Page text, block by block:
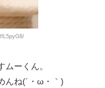
ーくん。
んね(´・ω・｀)